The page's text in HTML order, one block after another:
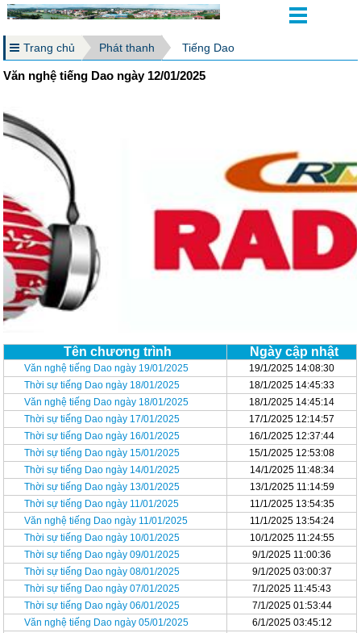
Trang chủ Phát thanh Tiếng Dao
Văn nghệ tiếng Dao ngày 12/01/2025
Tên chương trình Ngày cập nhật
Văn nghệ tiếng Dao ngày 19/01/2025
19/1/2025 14:08:30
Thời sự tiếng Dao ngày 18/01/2025
18/1/2025 14:45:33
Văn nghệ tiếng Dao ngày 18/01/2025
18/1/2025 14:45:14
Thời sự tiếng Dao ngày 17/01/2025
17/1/2025 12:14:57
Thời sự tiếng Dao ngày 16/01/2025
16/1/2025 12:37:44
Thời sự tiếng Dao ngày 15/01/2025
15/1/2025 12:53:08
Thời sự tiếng Dao ngày 14/01/2025
14/1/2025 11:48:34
Thời sự tiếng Dao ngày 13/01/2025
13/1/2025 11:14:59
Thời sự tiếng Dao ngày 11/01/2025
11/1/2025 13:54:35
Văn nghệ tiếng Dao ngày 11/01/2025
11/1/2025 13:54:24
Thời sự tiếng Dao ngày 10/01/2025
10/1/2025 11:24:55
Thời sự tiếng Dao ngày 09/01/2025
9/1/2025 11:00:36
Thời sự tiếng Dao ngày 08/01/2025
9/1/2025 03:00:37
Thời sự tiếng Dao ngày 07/01/2025
7/1/2025 11:45:43
Thời sự tiếng Dao ngày 06/01/2025
7/1/2025 01:53:44
Văn nghệ tiếng Dao ngày 05/01/2025
6/1/2025 03:45:12